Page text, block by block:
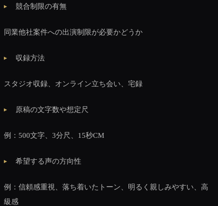
競合制限の有無
同業他社案件への出演制限が必要かどうか
収録方法
スタジオ収録、オンライン立ち会い、宅録
原稿の文字数や想定尺
例：500文字、3分尺、15秒CM
希望する声の方向性
例：信頼感重視、落ち着いたトーン、明るく親しみやすい、高
級感